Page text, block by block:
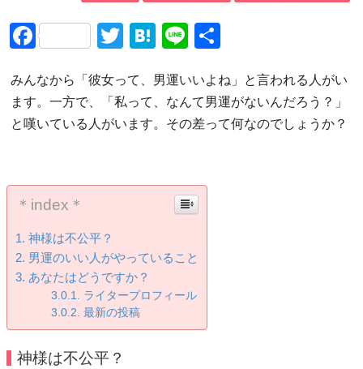
FacebookTwitter
Hatena
Line
みんなから「彼女って、男運いいよね」と言われる人がい
ます。一方で、「私って、なんて男運がないんだろう？」
と嘆いている人がいます。その差って何なのでしょうか？
＊index＊
神様は不公平？
男運のいい人がやっていること
あなたはどうですか？
ライタープロフィール
最新の投稿
神様は不公平？